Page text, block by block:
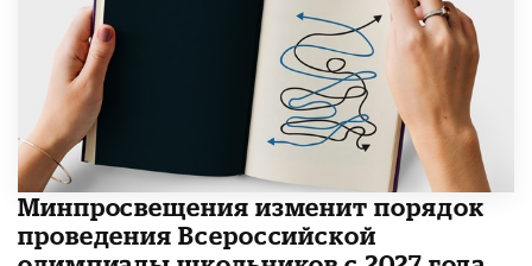
Минпросвещения изменит порядок
проведения Всероссийской